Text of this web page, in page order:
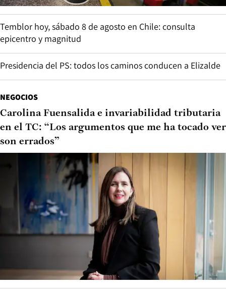
Temblor hoy, sábado 8 de agosto en Chile: consulta
epicentro y magnitud
Presidencia del PS: todos los caminos conducen a Elizalde
NEGOCIOS
Carolina Fuensalida e invariabilidad tributaria
en el TC: “Los argumentos que me ha tocado ver
son errados”